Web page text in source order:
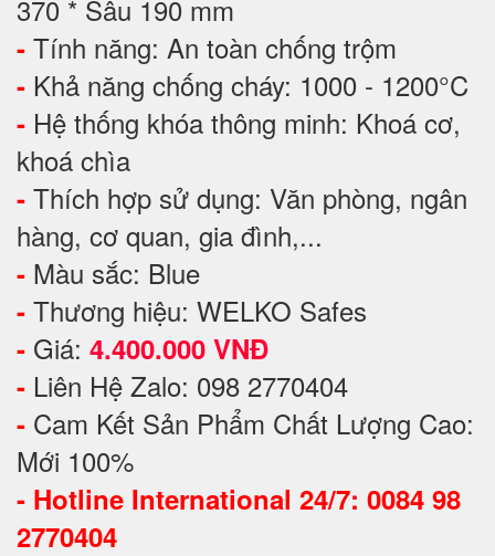
370 * Sâu 190 mm
- Tính năng: An toàn chống trộm
- Khả năng chống cháy: 1000 - 1200°C
- Hệ thống khóa thông minh: Khoá cơ,
khoá chìa
- Thích hợp sử dụng: Văn phòng, ngân
hàng, cơ quan, gia đình,...
- Màu sắc: Blue
- Thương hiệu: WELKO Safes
- Giá: 4.400.000 VNĐ
- Liên Hệ Zalo: 098 2770404
- Cam Kết Sản Phẩm Chất Lượng Cao:
Mới 100%
- Hotline International 24/7: 0084 98
2770404